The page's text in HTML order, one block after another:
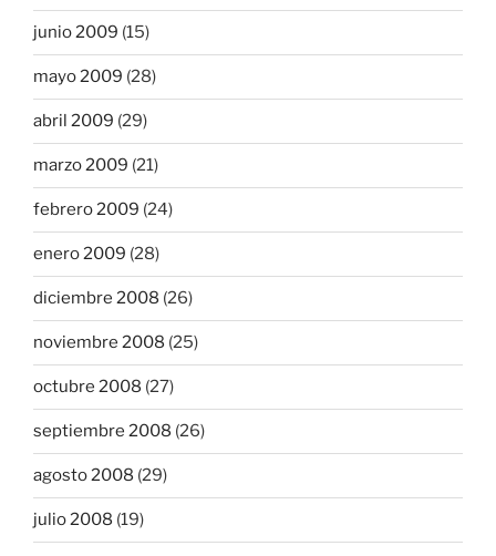
junio 2009 (15)
mayo 2009 (28)
abril 2009 (29)
marzo 2009 (21)
febrero 2009 (24)
enero 2009 (28)
diciembre 2008 (26)
noviembre 2008 (25)
octubre 2008 (27)
septiembre 2008 (26)
agosto 2008 (29)
julio 2008 (19)